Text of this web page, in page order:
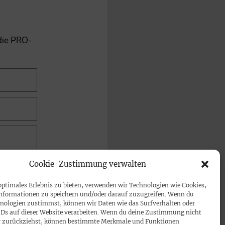
Cookie-Zustimmung verwalten
Erlebnis zu bieten, verwenden wir Technologien wie Cookies,
zu speichern und/oder darauf zuzugreifen. Wenn du
zustimmst, können wir Daten wie das Surfverhalten oder
auf dieser Website verarbeiten. Wenn du deine Zustimmung nicht
zurückziehst, können bestimmte Merkmale und Funktionen
PRO-